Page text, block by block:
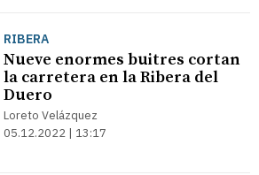
RIBERA
Nueve enormes buitres cortan
la carretera en la Ribera del
Duero
Loreto Velázquez
05.12.2022 | 13:17